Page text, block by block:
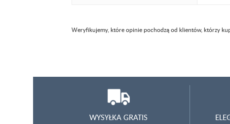
Weryfikujemy, które opinie pochodzą od klientów, którzy
WYSYŁKA GRATIS